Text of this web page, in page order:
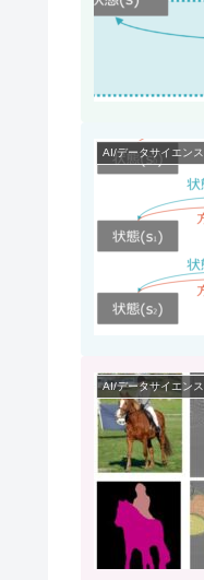
AI/データサイエンス
AI/データサイエンス